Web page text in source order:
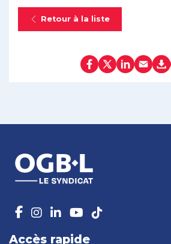
Retour à la liste
Accès rapide